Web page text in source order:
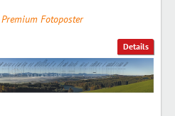
Details
Premium Fotoposter